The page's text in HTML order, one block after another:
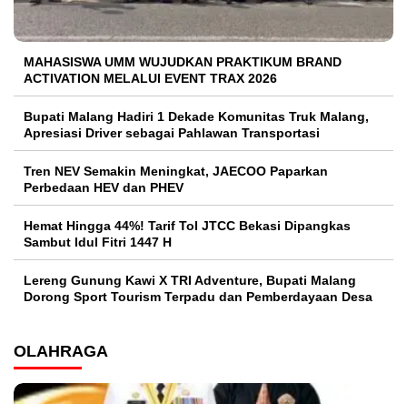
MAHASISWA UMM WUJUDKAN PRAKTIKUM BRAND
ACTIVATION MELALUI EVENT TRAX 2026
Bupati Malang Hadiri 1 Dekade Komunitas Truk Malang,
Apresiasi Driver sebagai Pahlawan Transportasi
Tren NEV Semakin Meningkat, JAECOO Paparkan
Perbedaan HEV dan PHEV
Hemat Hingga 44%! Tarif Tol JTCC Bekasi Dipangkas
Sambut Idul Fitri 1447 H
Lereng Gunung Kawi X TRI Adventure, Bupati Malang
Dorong Sport Tourism Terpadu dan Pemberdayaan Desa
OLAHRAGA